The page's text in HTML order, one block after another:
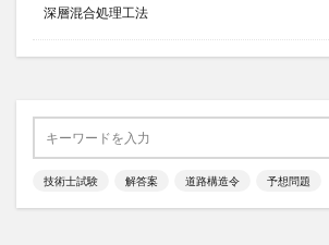
深層混合処理工法
技術士試験 解答案 道路構造令 予想問題